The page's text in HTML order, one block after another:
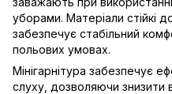
уборами. Матеріали стійкі
забезпечує стабільний
польових умовах.
Мінігарнітура забезпечує
слуху, дозволяючи знизити